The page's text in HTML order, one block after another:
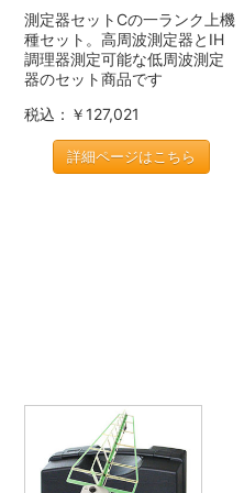
測定器セットCの一ランク上機
種セット。高周波測定器とIH
調理器測定可能な低周波測定
器のセット商品です
税込：￥127,021
詳細ページはこちら